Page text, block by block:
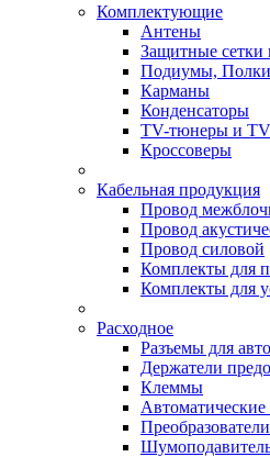
Комплектующие
Антены
Защитные сетки
Подиумы,
Карманы
Конденсаторы
TV-тюнеры и
Кроссоверы
Кабельная продукция
Провод
Провод
Провод силовой
Комплекты для
Комплекты для
Расходное
Разъемы для
Держатели
Клеммы
Автоматические